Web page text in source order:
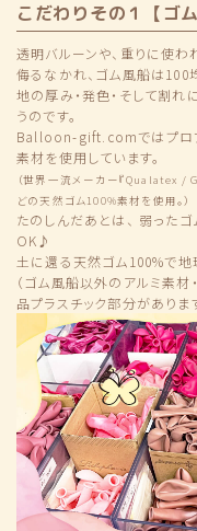
こだわりその１【ゴム
透明バルーンや、重りに使わ
侮るなかれ、ゴム風船は100
地の厚み・発色・そして割れ
うのです。
Balloon-gift.comではプロフ
素材を使用しています。
（世界一流メーカー『Qualatex
どの天然ゴム100%素材を使用。）
たのしんだあとは、 弱った
OK♪
土に還る天然ゴム100%で地
（ゴム風船以外のアルミ素材
品プラスチック部分があります